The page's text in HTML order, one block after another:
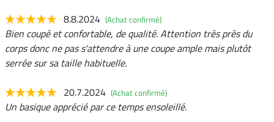
8.8.2024 (Achat confirmé)
Bien coupé et confortable, de qualité. Attention très près du
corps donc ne pas s'attendre à une coupe ample mais plutôt
serrée sur sa taille habituelle.
20.7.2024 (Achat confirmé)
Un basique apprécié par ce temps ensoleillé.